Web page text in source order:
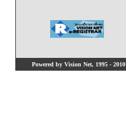
Powered by Vision Net, 1995 - 2010